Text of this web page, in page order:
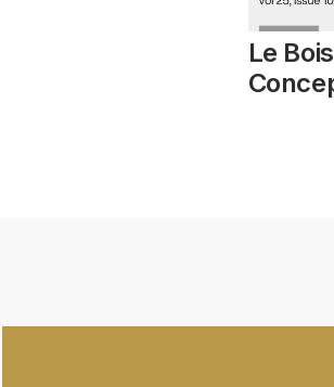
Le Bois